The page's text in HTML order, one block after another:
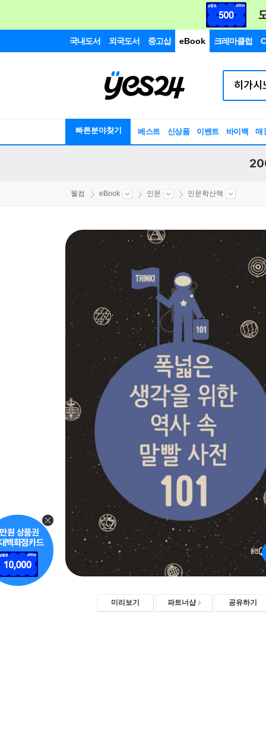
국내도서 외국도서 중고샵 eBook 크레마클럽
빠른분야찾기 베스트 신상품 이벤트 바이백 매
웰컴 eBook 인문 인문학산책
미리보기 파트너샵 공유하기